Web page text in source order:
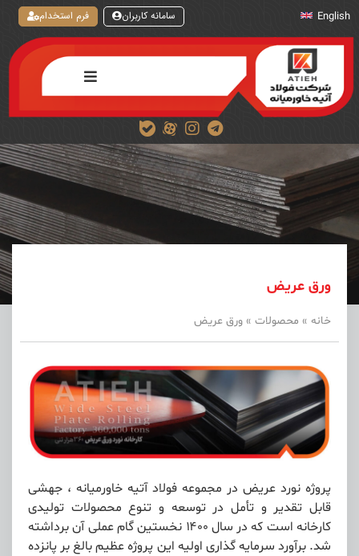
English سامانه کاربران فرم استخدام
ورق عریض
خانه » محصولات » ورق عریض
پروژه نورد عریض در مجموعه فولاد آتیه خاورمیانه ، جهشی
قابل تقدیر و تأمل در توسعه و تنوع محصولات تولیدی
کارخانه است که در سال ۱۴۰۰ نخستین گام عملی آن برداشته
شد. برآورد سرمایه گذاری اولیه این پروژه عظیم بالغ بر پانزده